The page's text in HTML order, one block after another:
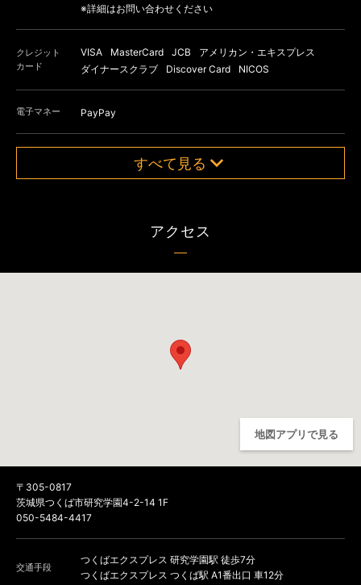
※詳細はお問い合わせください
クレジット
カード
VISA MasterCard JCB
アメリカン・エキスプレス
ダイナースクラブ
Discover Card NICOS
電子マネー PayPay
すべて見る
アクセス
地図アプリで見る
〒305-0817
茨城県つくば市研究学園4-2-14 1F
050-5484-4417
交通手段
つくばエクスプレス 研究学園駅 徒歩7分
つくばエクスプレス つくば駅 A1番出口 車12分